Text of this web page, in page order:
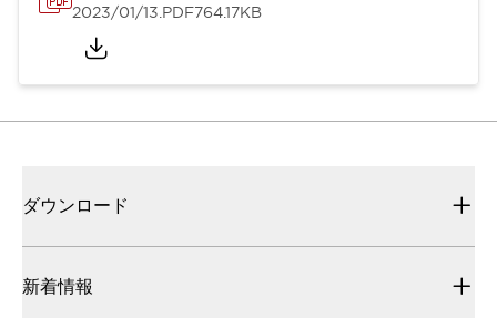
2023/01/13.PDF764.17KB
ダウンロード
新着情報